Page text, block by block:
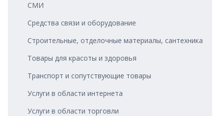
СМИ
Средства связи и оборудование
Строительные, отделочные материалы, сантехника
Товары для красоты и здоровья
Транспорт и сопутствующие товары
Услуги в области интернета
Услуги в области торговли